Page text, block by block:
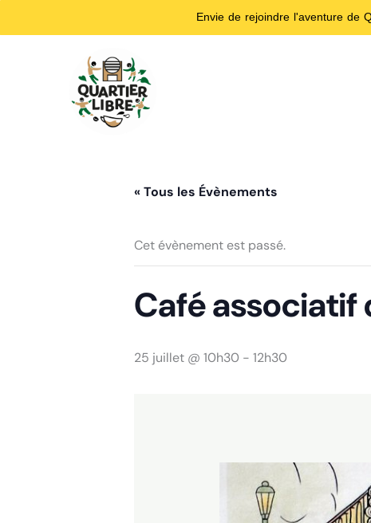
Envie de rejoindre l'aventure de
« Tous les Évènements
Cet évènement est passé.
Café associatif
25 juillet @ 10h30 - 12h30